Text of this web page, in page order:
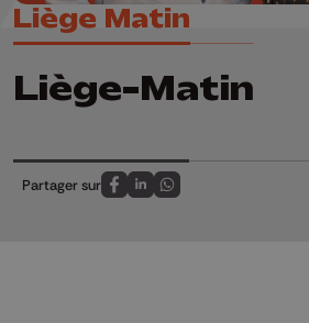
Liège Matin
Liège-Matin
Partager sur
Partagez sur FaceBook
Partagez sur LinkedIn
Partagez sur Whatsapp